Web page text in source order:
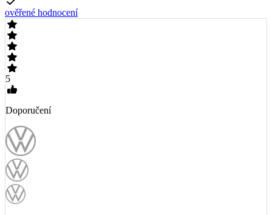
ověřené hodnocení
5
Doporučení